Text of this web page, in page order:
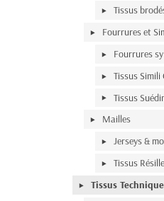
Tissus
Fourrures et
Fourrures
Tissus Simili
Tissus
Mailles
Jerseys &
Tissus
Tissus